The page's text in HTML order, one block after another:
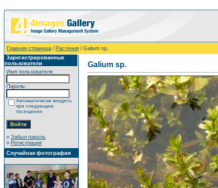
Главная страница / Растения / Galium sp.
Зарегистрированные
пользователи
Имя пользователя:
Пароль:
Автоматически входить
при следующем
посещении
» Забыл пароль
» Регистрация
Случайная фотография
Galium sp.